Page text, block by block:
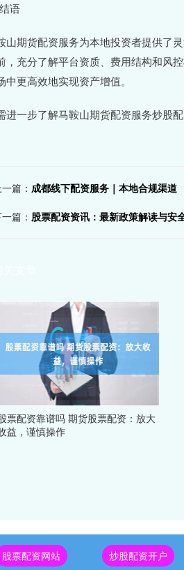
语
山期货配资服务为本地投资者提供了
，充分了解平台资质、费用结构和风
中更高效地实现资产增值。
进一步了解马鞍山期货配资服务炒股
篇： 成都线下配资服务｜本地合规渠道
篇： 股票配资资讯：最新政策解读与安
票配资靠谱吗 期货股票配资：放大
益，谨慎操作
股票配资网站 炒股配资开户